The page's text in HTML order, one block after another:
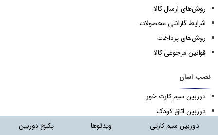
روش‌های ارسال کالا
شرایط گارانتی محصولات
روش‌های پرداخت
قوانین مرجوعی کالا
نصب آسان
دوربین سیم کارت خور
دوربین اتاق کودک
دوربین لامپی
دوربین سیم کارتی ویدئوها پکیج دوربین